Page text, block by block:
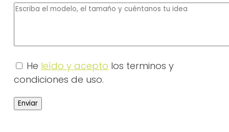
He leído y acepto los terminos y
condiciones de uso.